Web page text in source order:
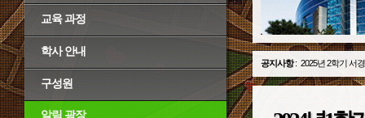
교육 과정
학사 안내
구성원
알림 광장
공지사항: 2025년 1학기 서